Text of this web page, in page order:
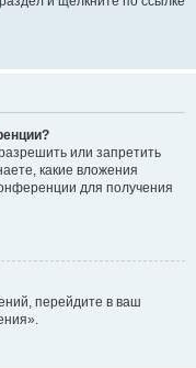
или запретить
какие вложения
для получения
перейдите в ваш